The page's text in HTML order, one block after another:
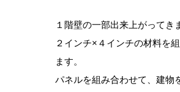
１階壁の一部出来上がってき
２インチ×４インチの材料を
ます。
パネルを組み合わせて、建物